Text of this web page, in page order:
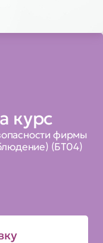
курс
фирмы
(БТ04)